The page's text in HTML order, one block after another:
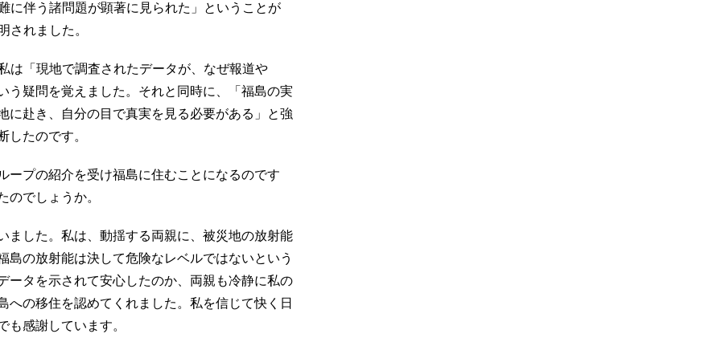
に伴う諸問題が顕著に見られた」ということが
されました。
「現地で調査されたデータが、なぜ報道や
う疑問を覚えました。それと同時に、「福島の実
に赴き、自分の目で真実を見る必要がある」と強
したのです。
プの紹介を受け福島に住むことになるのです
のでしょうか。
ました。私は、動揺する両親に、被災地の放射能
島の放射能は決して危険なレベルではないという
ータを示されて安心したのか、両親も冷静に私の
への移住を認めてくれました。私を信じて快く日
も感謝しています。